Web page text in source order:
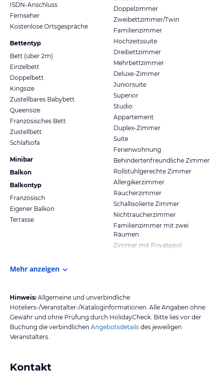
ISDN-Anschluss
Fernseher
Kostenlose Ortsgespräche
Bettentyp
Bett (über 2m)
Einzelbett
Doppelbett
Kingsize
Zustellbares Babybett
Queensize
Französisches Bett
Zustellbett
Schlafsofa
Minibar
Balkon
Balkontyp
Französisch
Eigener Balkon
Terrasse
Doppelzimmer
Zweibettzimmer/Twin
Familienzimmer
Hochzeitssuite
Dreibettzimmer
Mehrbettzimmer
Deluxe-Zimmer
Juniorsuite
Superior
Studio
Appartement
Duplex-Zimmer
Suite
Ferienwohnung
Behindertenfreundliche Zimmer
Rollstuhlgerechte Zimmer
Allergikerzimmer
Raucherzimmer
Schallisolierte Zimmer
Nichtraucherzimmer
Familienzimmer mit zwei
Räumen
Zimmer mit Privatpool
Mehr anzeigen
Hinweis: Allgemeine und unverbindliche
Hoteliers-/Veranstalter-/Kataloginformationen. Alle Angaben ohne
Gewähr und ohne Prüfung durch HolidayCheck. Bitte lies vor der
Buchung die verbindlichen Angebotsdetails des jeweiligen
Veranstalters.
Kontakt